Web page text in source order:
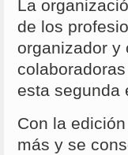
La
de los
organizador y
esta segunda
Con la
más y se